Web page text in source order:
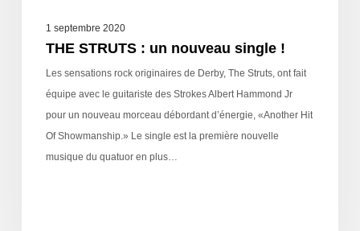
1 septembre 2020
THE STRUTS : un nouveau single !
Les sensations rock originaires de Derby, The Struts, ont fait
équipe avec le guitariste des Strokes Albert Hammond Jr
pour un nouveau morceau débordant d’énergie, «Another Hit
Of Showmanship.» Le single est la première nouvelle
musique du quatuor en plus…